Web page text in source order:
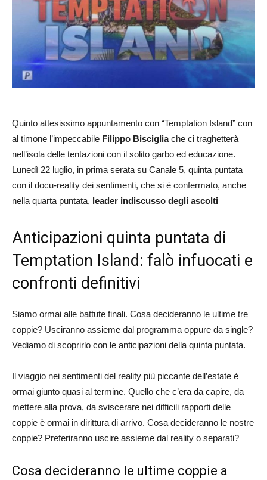
Quinto attesissimo appuntamento con “Temptation Island” con
al timone l’impeccabile Filippo Biscigliache ci traghetterà
nell’isola delle tentazioni con il solito garbo ed educazione.
Lunedì 22 luglio, in prima serata su Canale 5, quinta puntata
con il docu-reality dei sentimenti, che si è confermato, anche
nella quarta puntata, leader indiscusso degli ascolti
Anticipazioni quinta puntata di
Temptation Island: falò infuocati e
confronti definitivi
Siamo ormai alle battute finali. Cosa decideranno le ultime tre
coppie? Usciranno assieme dal programma oppure da single?
Vediamo di scoprirlo con le anticipazioni della quinta puntata.
Il viaggio nei sentimenti del reality più piccante dell’estate è
ormai giunto quasi al termine. Quello che c’era da capire, da
mettere alla prova, da sviscerare nei difficili rapporti delle
coppie è ormai in dirittura di arrivo. Cosa decideranno le nostre
coppie? Preferiranno uscire assieme dal reality o separati?
Cosa decideranno le ultime coppie a